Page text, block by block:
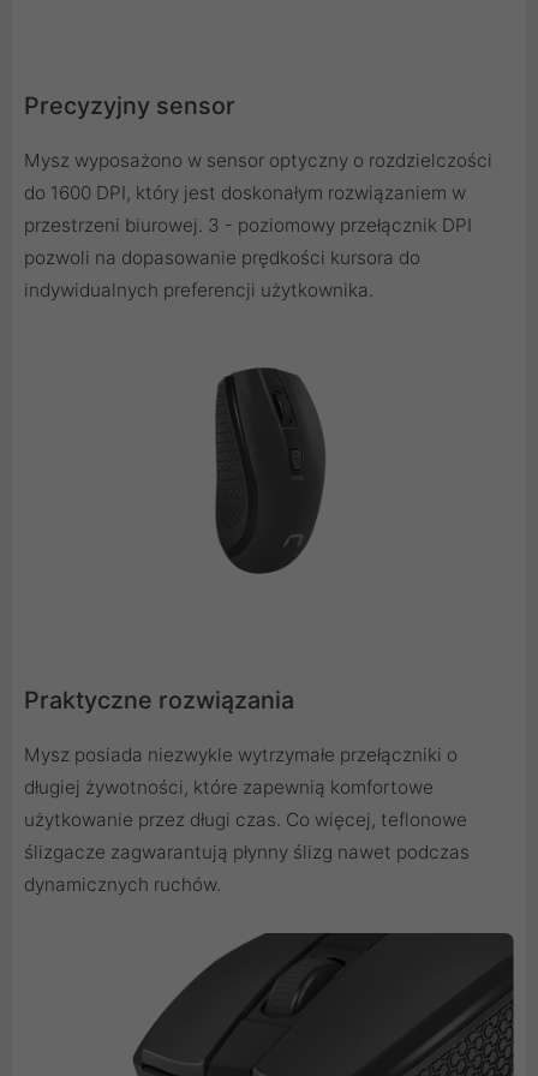
Precyzyjny sensor
Mysz wyposażono w sensor optyczny o rozdzielczości
do 1600 DPI, który jest doskonałym rozwiązaniem w
przestrzeni biurowej. 3 - poziomowy przełącznik DPI
pozwoli na dopasowanie prędkości kursora do
indywidualnych preferencji użytkownika.
Praktyczne rozwiązania
Mysz posiada niezwykle wytrzymałe przełączniki o
długiej żywotności, które zapewnią komfortowe
użytkowanie przez długi czas. Co więcej, teflonowe
ślizgacze zagwarantują płynny ślizg nawet podczas
dynamicznych ruchów.